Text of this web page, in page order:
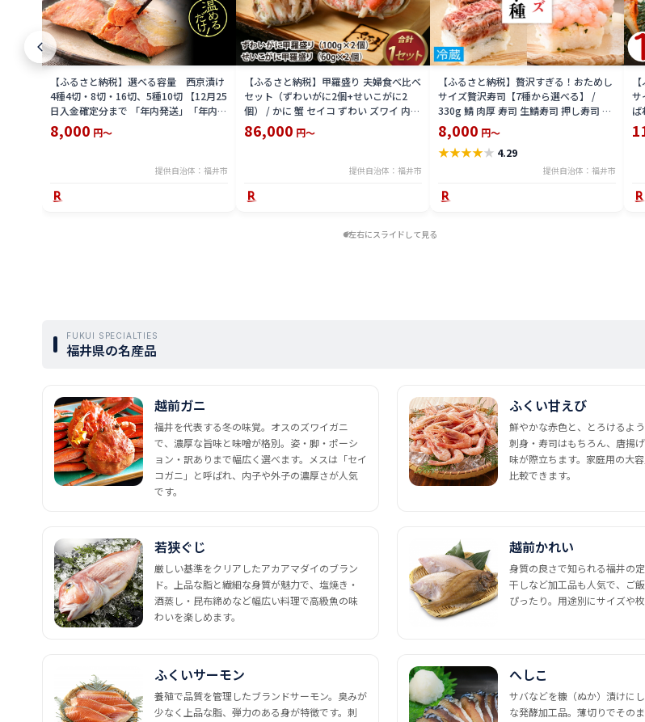
【ふるさと納税】選べる容量 西京漬け
4種4切・8切・16切、5種10切 【12月25
日入金確定分まで 「年内発送」「年内配
送」「年内お届け」】/ レンジで温める
だけ 西京焼き 湯煎 西京漬 送料無料
8,000 円～
提供自治体：福井市
【ふるさと納税】甲羅盛り 夫婦食べ比べ
セット（ずわいがに2個+せいこがに2
個） / かに 蟹 セイコ ずわい ズワイ 内子
外子 国産 冷凍 冬 冬の味覚 珍味 グルメ
国産 送料無料 [H-065050]
86,000 円～
提供自治体：福井市
【ふるさと納税】贅沢すぎる！おためし
サイズ贅沢寿司【7種から選べる】 /
330g 鯖 肉厚 寿司 生鯖寿司 押し寿司 ご
褒美 おためし用 一人前 サバ 海鮮 棒寿司
バッテラ 魚貝 懐石料理 冷蔵配送 四季食
彩 萩 送料無料 [A-013025]
8,000 円～
★★★★★ 4.29
提供自治体：福井市
サ
ば
直
ガ
左右にスライドして見る
FUKUI SPECIALTIES
福井県の名産品
越前ガニ
福井を代表する冬の味覚。オスのズワイガニ
で、濃厚な旨味と味噌が格別。姿・脚・ポーシ
ョン・訳ありまで幅広く選べます。メスは「セイ
コガニ」と呼ばれ、内子や外子の濃厚さが人気
です。
ふくい甘えび
鮮やかな赤色と、とろけるよう
刺身・寿司はもちろん、唐揚
味が際立ちます。家庭用の大
比較できます。
若狭ぐじ
厳しい基準をクリアしたアカアマダイのブラン
ド。上品な脂と繊細な身質が魅力で、塩焼き・
酒蒸し・昆布締めなど幅広い料理で高級魚の味
わいを楽しめます。
越前かれい
身質の良さで知られる福井の
干しなど加工品も人気で、ご
ぴったり。用途別にサイズや枚
ふくいサーモン
養殖で品質を管理したブランドサーモン。臭みが
少なく上品な脂、弾力のある身が特徴です。刺
へしこ
サバなどを糠（ぬか）漬けに
な発酵加工品。薄切りでその